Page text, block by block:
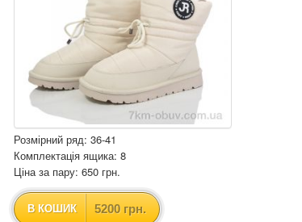
Розмірний ряд: 36-41
Комплектація ящика: 8
Ціна за пару: 650 грн.
В КОШИК 5200 грн.